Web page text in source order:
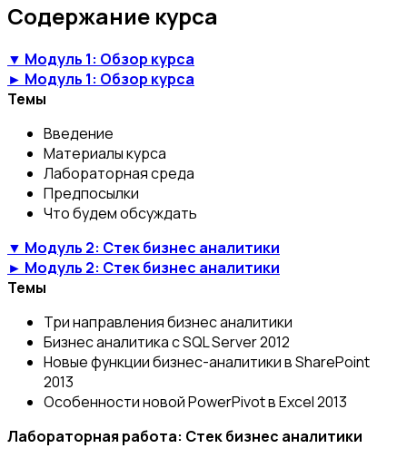
Содержание курса
▼ Модуль 1: Обзор курса
► Модуль 1: Обзор курса
Темы
Введение
Материалы курса
Лабораторная среда
Предпосылки
Что будем обсуждать
▼ Модуль 2: Стек бизнес аналитики
► Модуль 2: Стек бизнес аналитики
Темы
Три направления бизнес аналитики
Бизнес аналитика с SQL Server 2012
Новые функции бизнес-аналитики в SharePoint
2013
Особенности новой PowerPivot в Excel 2013
Лабораторная работа: Стек бизнес аналитики